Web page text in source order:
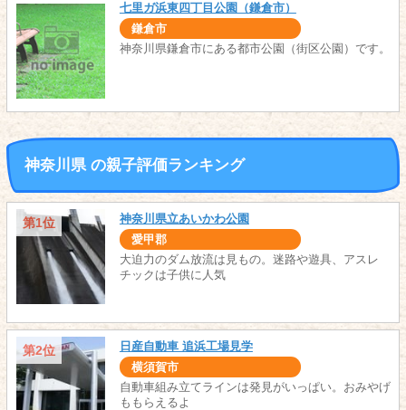
七里ガ浜東四丁目公園（鎌倉市）
鎌倉市
神奈川県鎌倉市にある都市公園（街区公園）です。
神奈川県 の親子評価ランキング
第1位 神奈川県立あいかわ公園
愛甲郡
大迫力のダム放流は見もの。迷路や遊具、アスレ
チックは子供に人気
第2位 日産自動車 追浜工場見学
横須賀市
自動車組み立てラインは発見がいっぱい。おみやげ
ももらえるよ